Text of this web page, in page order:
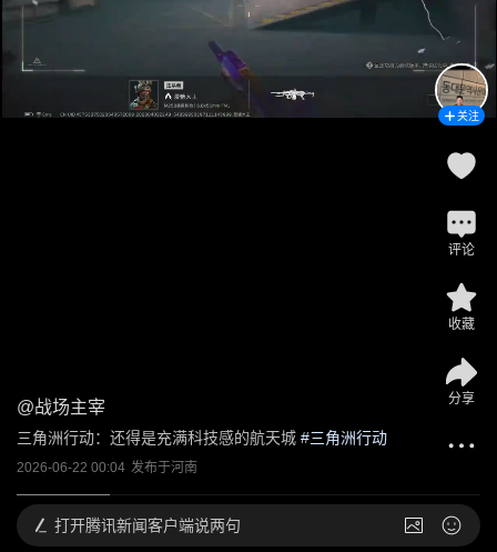
@战场主宰
三角洲行动：还得是充满科技感的航天城 #三角洲行动
2026-06-22 00:04 发布于河南
关注
评论
收藏
分享
打开腾讯新闻客户端说两句